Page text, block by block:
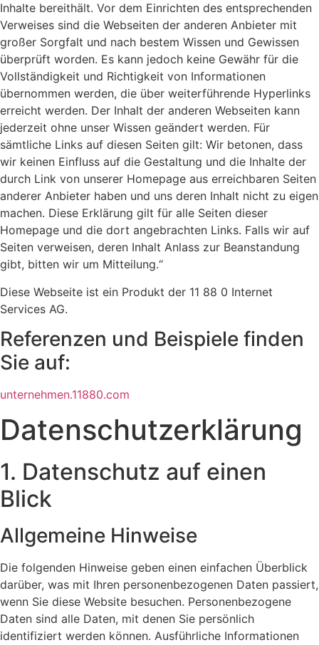
Inhalte bereithält. Vor dem Einrichten des entsprechenden
Verweises sind die Webseiten der anderen Anbieter mit
großer Sorgfalt und nach bestem Wissen und Gewissen
überprüft worden. Es kann jedoch keine Gewähr für die
Vollständigkeit und Richtigkeit von Informationen
übernommen werden, die über weiterführende Hyperlinks
erreicht werden. Der Inhalt der anderen Webseiten kann
jederzeit ohne unser Wissen geändert werden. Für
sämtliche Links auf diesen Seiten gilt: Wir betonen, dass
wir keinen Einfluss auf die Gestaltung und die Inhalte der
durch Link von unserer Homepage aus erreichbaren Seiten
anderer Anbieter haben und uns deren Inhalt nicht zu eigen
machen. Diese Erklärung gilt für alle Seiten dieser
Homepage und die dort angebrachten Links. Falls wir auf
Seiten verweisen, deren Inhalt Anlass zur Beanstandung
gibt, bitten wir um Mitteilung.“
Diese Webseite ist ein Produkt der 11 88 0 Internet
Services AG.
Referenzen und Beispiele finden
Sie auf:​
unternehmen.11880.com
Datenschutz­erklärung
1. Datenschutz auf einen
Blick
Allgemeine Hinweise
Die folgenden Hinweise geben einen einfachen Überblick
darüber, was mit Ihren personenbezogenen Daten passiert,
wenn Sie diese Website besuchen. Personenbezogene
Daten sind alle Daten, mit denen Sie persönlich
identifiziert werden können. Ausführliche Informationen